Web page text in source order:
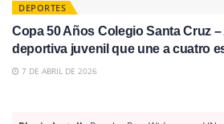
DEPORTES
Copa 50 Años Colegio Santa Cruz
deportiva juvenil que une a cuatro
7 DE ABRIL DE 2026